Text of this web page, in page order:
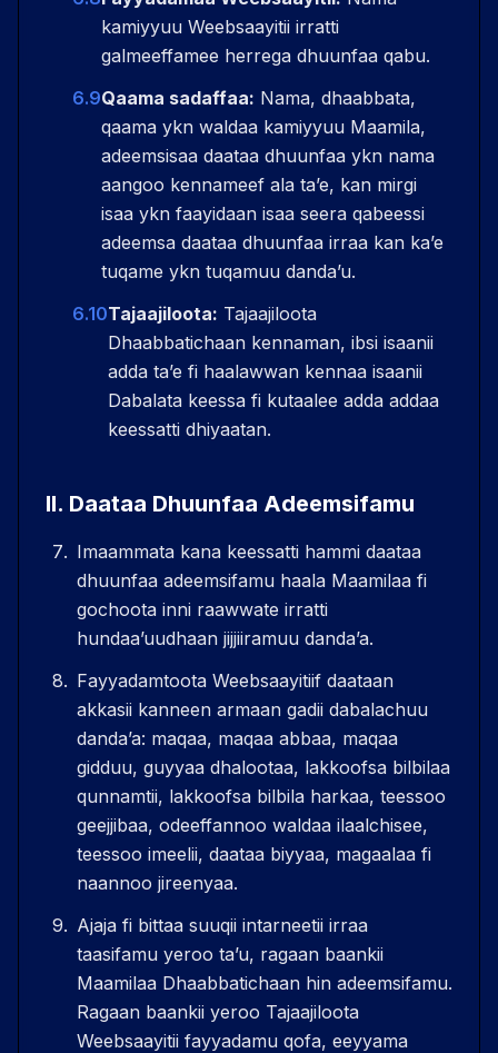
kamiyyuu Weebsaayitii irratti
galmeeffamee herrega dhuunfaa qabu.
6.9Qaama sadaffaa: Nama, dhaabbata,
qaama ykn waldaa kamiyyuu Maamila,
adeemsisaa daataa dhuunfaa ykn nama
aangoo kennameef ala taʼe, kan mirgi
isaa ykn faayidaan isaa seera qabeessi
adeemsa daataa dhuunfaa irraa kan kaʼe
tuqame ykn tuqamuu dandaʼu.
6.10Tajaajiloota: Tajaajiloota
Dhaabbatichaan kennaman, ibsi isaanii
adda taʼe fi haalawwan kennaa isaanii
Dabalata keessa fi kutaalee adda addaa
keessatti dhiyaatan.
II. Daataa Dhuunfaa Adeemsifamu
Imaammata kana keessatti hammi daataa
dhuunfaa adeemsifamu haala Maamilaa fi
gochoota inni raawwate irratti
hundaaʼuudhaan jijjiiramuu dandaʼa.
Fayyadamtoota Weebsaayitiif daataan
akkasii kanneen armaan gadii dabalachuu
dandaʼa: maqaa, maqaa abbaa, maqaa
gidduu, guyyaa dhalootaa, lakkoofsa bilbilaa
qunnamtii, lakkoofsa bilbila harkaa, teessoo
geejjibaa, odeeffannoo waldaa ilaalchisee,
teessoo imeelii, daataa biyyaa, magaalaa fi
naannoo jireenyaa.
Ajaja fi bittaa suuqii intarneetii irraa
taasifamu yeroo taʼu, ragaan baankii
Maamilaa Dhaabbatichaan hin adeemsifamu.
Ragaan baankii yeroo Tajaajiloota
Weebsaayitii fayyadamu qofa, eeyyama